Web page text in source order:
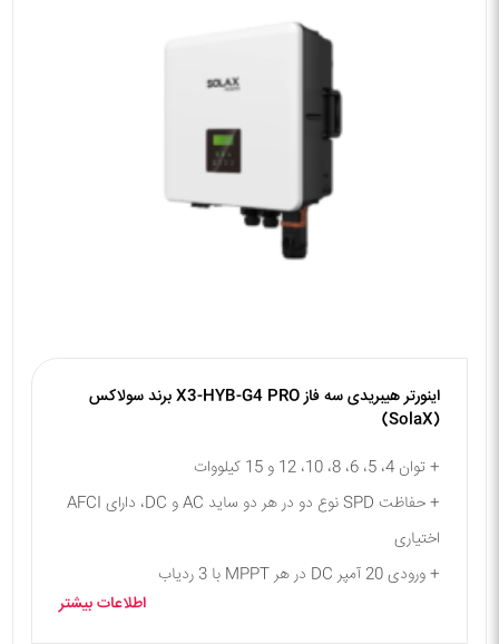
اینورتر هیبریدی سه فاز X3-HYB-G4 PRO برند سولاکس
(SolaX)
+ توان 4، 5، 6، 8، 10، 12 و 15 کیلووات
+ حفاظت SPD نوع دو در هر دو ساید AC و DC، دارای AFCI
اختیاری
+ ورودی 20 آمپر DC در هر MPPT با 3 ردیاب
اطلاعات بیشتر